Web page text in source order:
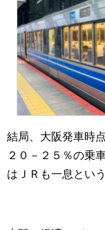
結局、大阪発車時
２０－２５％の乗
はＪＲも一息とい